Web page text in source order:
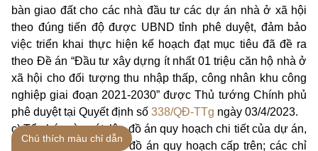
bàn giao đất cho các nhà đầu tư các dự án nhà ở xã hội
theo đúng tiến độ được UBND tỉnh phê duyệt, đảm bảo
việc triển khai thực hiện kế hoạch đạt mục tiêu đã đề ra
theo Đề án “Đầu tư xây dựng ít nhất 01 triệu căn hộ nhà ở
xã hội cho đối tượng thu nhập thấp, công nhân khu công
nghiệp giai đoạn 2021-2030” được Thủ tướng Chính phủ
phê duyệt tại Quyết định số 338/QĐ-TTg ngày 03/4/2023.
c) Tổ chức rà soát, lập đồ án quy hoạch chi tiết của dự án,
đảm bảo phù hợp với đồ án quy hoạch cấp trên; các chỉ
Chú thích màu chỉ dẫn